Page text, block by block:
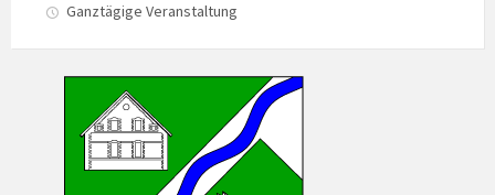
Ganztägige Veranstaltung